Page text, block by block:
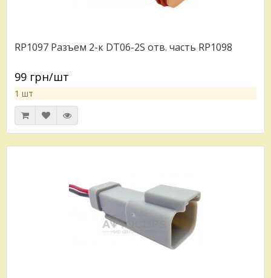
RP1097 Разъем 2-к DT06-2S отв. часть RP1098
99 грн/шт
1 шт